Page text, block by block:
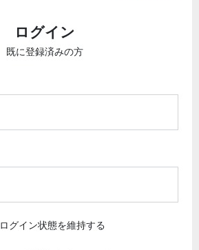
ログイン
既に登録済みの方
ログイン状態を維持する